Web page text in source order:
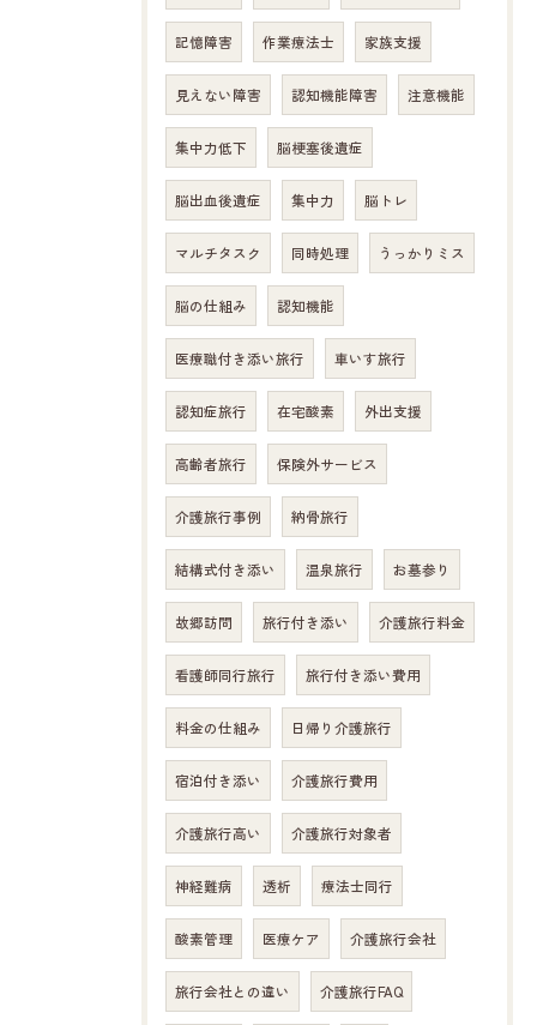
記憶障害 作業療法士 家族支援
見えない障害 認知機能障害 注意機能
集中力低下 脳梗塞後遺症
脳出血後遺症 集中力 脳トレ
マルチタスク 同時処理 うっかりミス
脳の仕組み 認知機能
医療職付き添い旅行 車いす旅行
認知症旅行 在宅酸素 外出支援
高齢者旅行 保険外サービス
介護旅行事例 納骨旅行
結構式付き添い 温泉旅行 お墓参り
故郷訪問 旅行付き添い 介護旅行料金
看護師同行旅行 旅行付き添い費用
料金の仕組み 日帰り介護旅行
宿泊付き添い 介護旅行費用
介護旅行高い 介護旅行対象者
神経難病 透析 療法士同行
酸素管理 医療ケア 介護旅行会社
旅行会社との違い 介護旅行FAQ